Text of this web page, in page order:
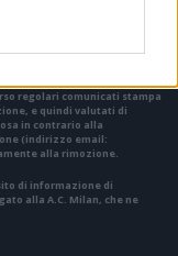
regolari comunicati stampa
e quindi valutati di
in contrario alla
(indirizzo email:
alla rimozione.
di informazione di
alla A.C. Milan, che ne